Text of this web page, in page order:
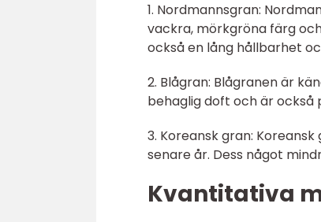
1. Nordmannsgran:
vackra, mörkgröna färg
också en lång hållbarhet
2. Blågran: Blågranen är
behaglig doft och är också
3. Koreansk gran:
senare år. Dess något
Kvantitativa